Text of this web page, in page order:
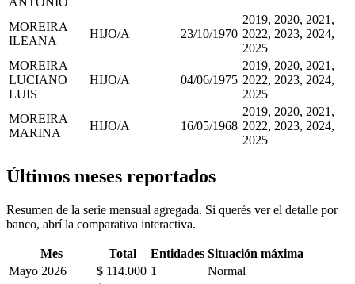
MOREIRA
ILEANA
HIJO/A 23/10/1970
2019, 2020, 2021,
2022, 2023, 2024,
2025
MOREIRA
LUCIANO
LUIS
HIJO/A 04/06/1975
2019, 2020, 2021,
2022, 2023, 2024,
2025
MOREIRA
MARINA
HIJO/A 16/05/1968
2019, 2020, 2021,
2022, 2023, 2024,
2025
Últimos meses reportados
Resumen de la serie mensual agregada. Si querés ver el detalle por
banco, abrí la comparativa interactiva.
Mes Total Entidades Situación máxima
Mayo 2026
$ 114.000 1
Normal